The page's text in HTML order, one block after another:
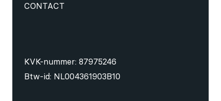
CONTACT
KVK-nummer: 87975246
Btw-id: NL004361903B10